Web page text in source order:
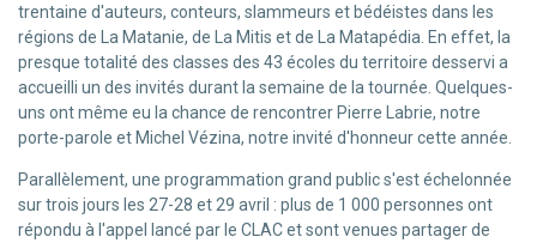
trentaine d'auteurs, conteurs, slammeurs et bédéistes dans les
régions de La Matanie, de La Mitis et de La Matapédia. En effet, la
presque totalité des classes des 43 écoles du territoire desservi a
accueilli un des invités durant la semaine de la tournée. Quelques-
uns ont même eu la chance de rencontrer Pierre Labrie, notre
porte-parole et Michel Vézina, notre invité d'honneur cette année.
Parallèlement, une programmation grand public s'est échelonnée
sur trois jours les 27-28 et 29 avril : plus de 1 000 personnes ont
répondu à l'appel lancé par le CLAC et sont venues partager de